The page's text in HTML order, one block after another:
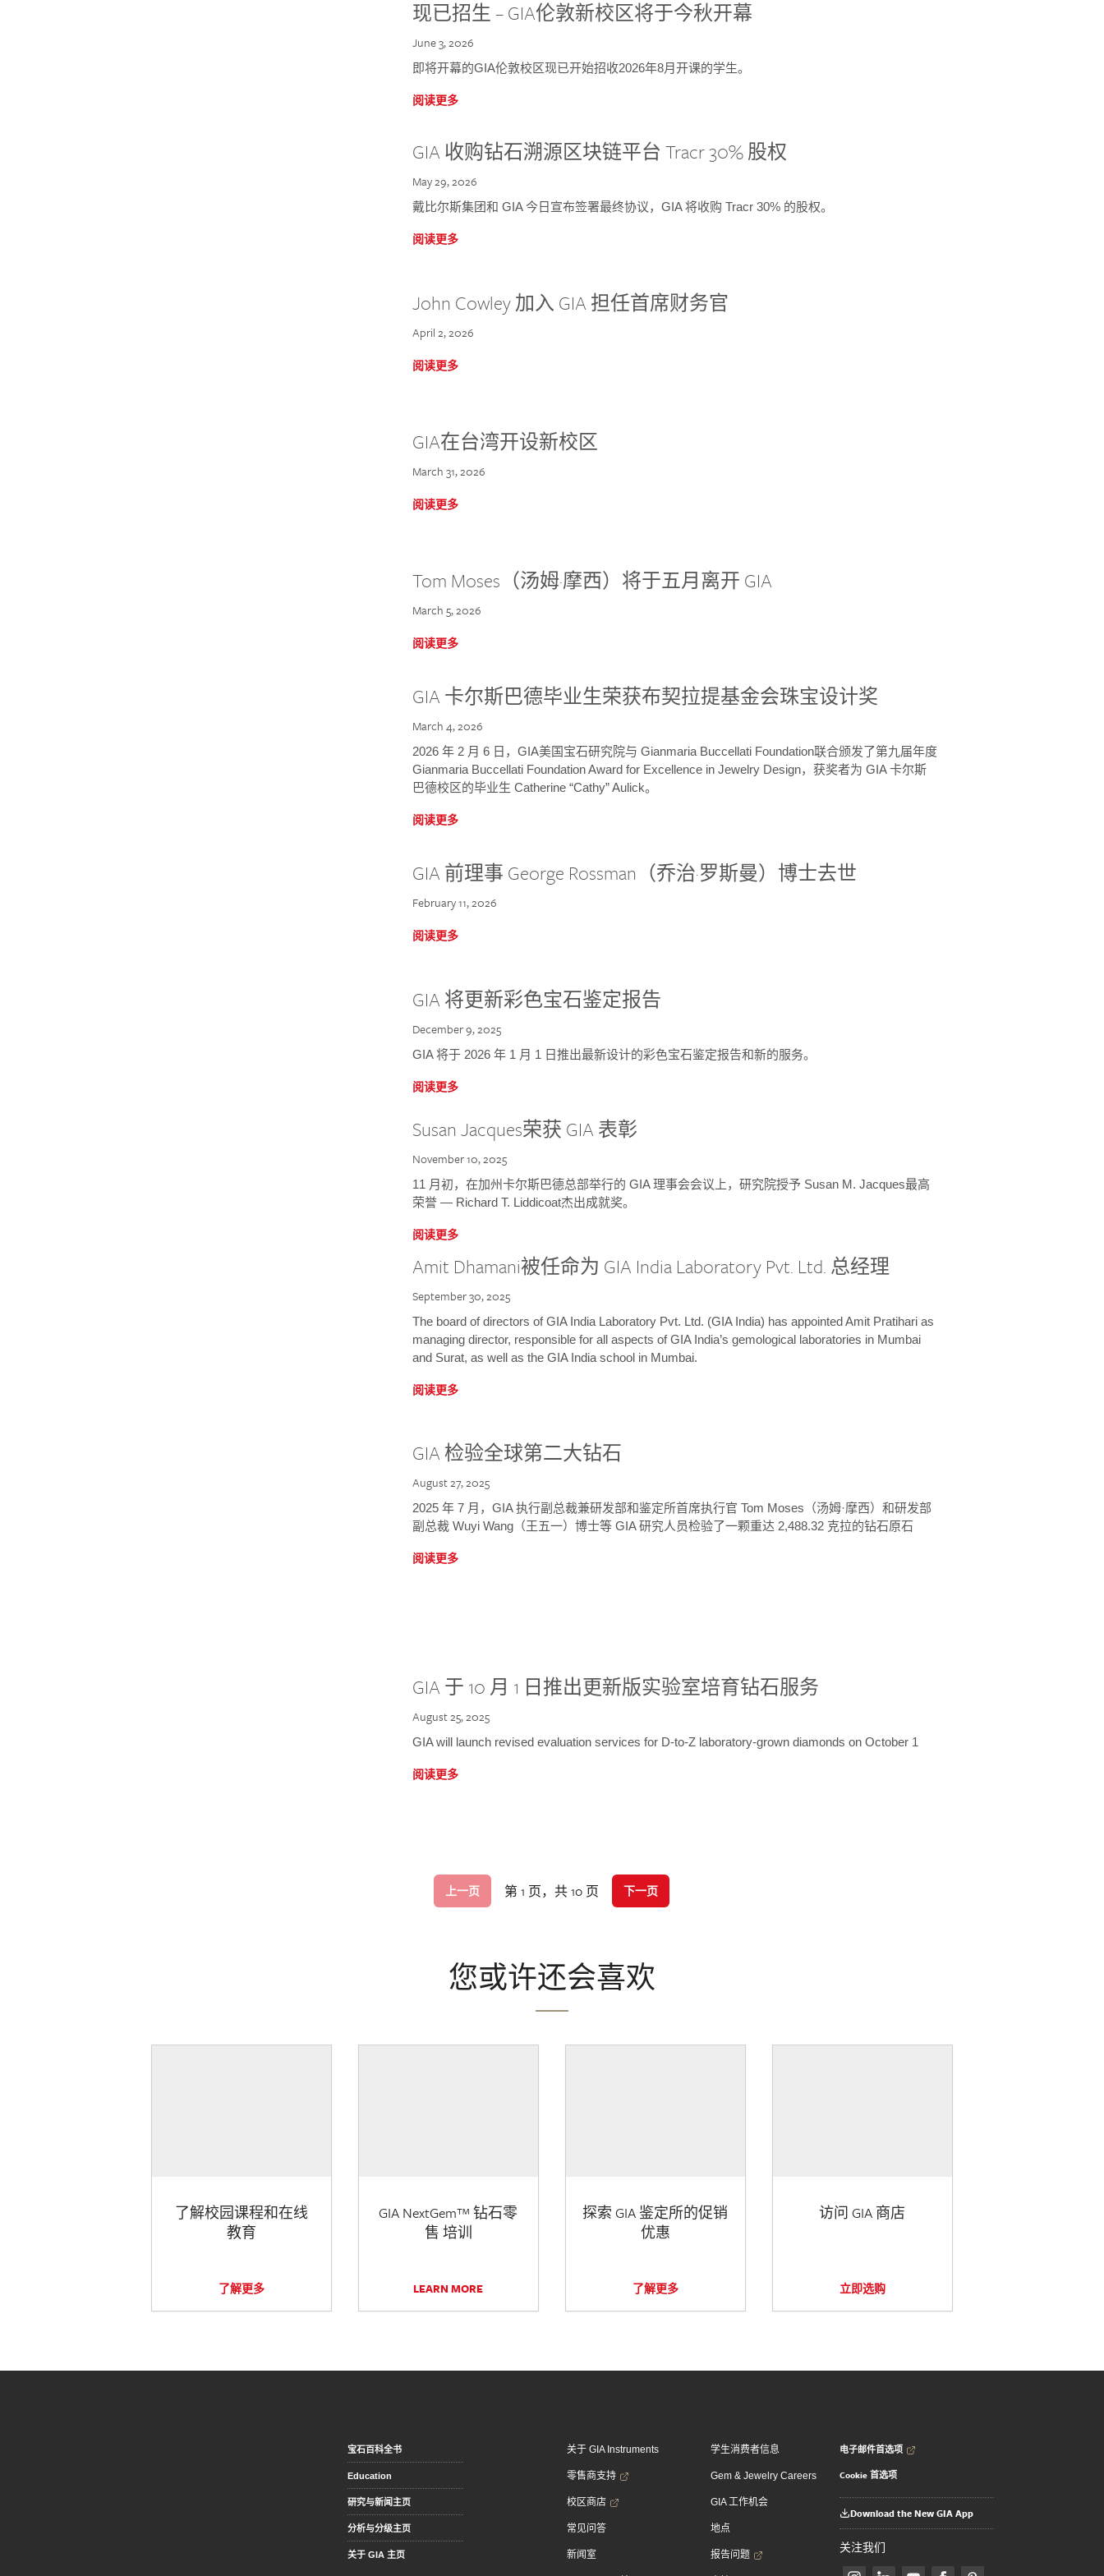
现已招生 – GIA伦敦新校区将于今秋开幕
June 3, 2026
即将开幕的GIA伦敦校区现已开始招收2026年8月开课的学生。
阅读更多
GIA 收购钻石溯源区块链平台 Tracr 30% 股权
May 29, 2026
戴比尔斯集团和 GIA 今日宣布签署最终协议，GIA 将收购 Tracr 30% 的股权。
阅读更多
John Cowley 加入 GIA 担任首席财务官
April 2, 2026
阅读更多
GIA在台湾开设新校区
March 31, 2026
阅读更多
Tom Moses（汤姆·摩西）将于五月离开 GIA
March 5, 2026
阅读更多
GIA 卡尔斯巴德毕业生荣获布契拉提基金会珠宝设计奖
March 4, 2026
2026 年 2 月 6 日，GIA美国宝石研究院与 Gianmaria Buccellati Foundation联合颁发了第九届年度
Gianmaria Buccellati Foundation Award for Excellence in Jewelry Design，获奖者为 GIA 卡尔斯
巴德校区的毕业生 Catherine “Cathy” Aulick。
阅读更多
GIA 前理事 George Rossman（乔治·罗斯曼）博士去世
February 11, 2026
阅读更多
GIA 将更新彩色宝石鉴定报告
December 9, 2025
GIA 将于 2026 年 1 月 1 日推出最新设计的彩色宝石鉴定报告和新的服务。
阅读更多
Susan Jacques荣获 GIA 表彰
November 10, 2025
11 月初，在加州卡尔斯巴德总部举行的 GIA 理事会会议上，研究院授予 Susan M. Jacques最高
荣誉 — Richard T. Liddicoat杰出成就奖。
阅读更多
Amit Dhamani被任命为 GIA India Laboratory Pvt. Ltd. 总经理
September 30, 2025
The board of directors of GIA India Laboratory Pvt. Ltd. (GIA India) has appointed Amit Pratihari as
managing director, responsible for all aspects of GIA India’s gemological laboratories in Mumbai
and Surat, as well as the GIA India school in Mumbai.
阅读更多
GIA 检验全球第二大钻石
August 27, 2025
2025 年 7 月，GIA 执行副总裁兼研发部和鉴定所首席执行官 Tom Moses（汤姆·摩西）和研发部
副总裁 Wuyi Wang（王五一）博士等 GIA 研究人员检验了一颗重达 2,488.32 克拉的钻石原石
阅读更多
GIA 于 10 月 1 日推出更新版实验室培育钻石服务
August 25, 2025
GIA will launch revised evaluation services for D-to-Z laboratory-grown diamonds on October 1
阅读更多
上一页 第 1 页，共 10 页 下一页
您或许还会喜欢
了解校园课程和在线
教育
了解更多
GIA NextGem™ 钻石零
售 培训
LEARN MORE
探索 GIA 鉴定所的促销
优惠
了解更多
访问 GIA 商店
立即选购
宝石百科全书
Education
研究与新闻主页
分析与分级主页
关于 GIA 主页
关于 GIA Instruments
零售商支持
校区商店
常见问答
新闻室
学生消费者信息
Gem & Jewelry Careers
GIA 工作机会
地点
报告问题
电子邮件首选项
Cookie 首选项
Download the New GIA App
关注我们